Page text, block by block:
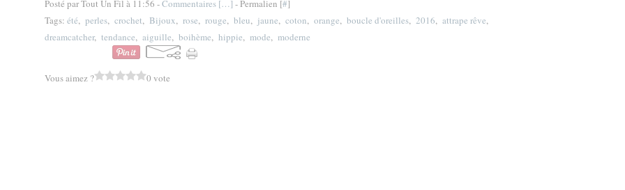
Posté par Tout Un Fil à 11:56 -Commentaires […] - Permalien [#]
Tags: été, perles, crochet, Bijoux, rose, rouge, bleu, jaune, coton, orange, boucle d'oreilles, 2016, attrape rêve,
dreamcatcher, tendance, aiguille, boihème, hippie, mode, moderne
Vous aimez ? 0 vote